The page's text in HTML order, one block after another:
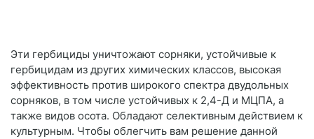
Эти гербициды уничтожают сорняки, устойчивые к
гербицидам из других химических классов, высокая
эффективность против широкого спектра двудольных
сорняков, в том числе устойчивых к 2,4-Д и МЦПА, а
также видов осота. Обладают селективным действием к
культурным. Чтобы облегчить вам решение данной